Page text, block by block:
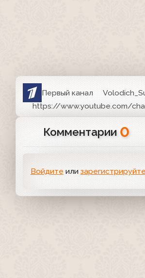
Первый канал
https://www.youtube.com/
Комментарии 0
Войдите или